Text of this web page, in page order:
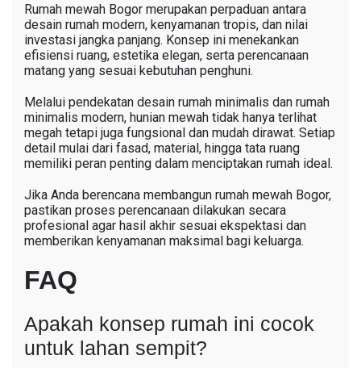
Rumah mewah Bogor merupakan perpaduan antara
desain rumah modern, kenyamanan tropis, dan nilai
investasi jangka panjang. Konsep ini menekankan
efisiensi ruang, estetika elegan, serta perencanaan
matang yang sesuai kebutuhan penghuni.
Melalui pendekatan desain rumah minimalis dan rumah
minimalis modern, hunian mewah tidak hanya terlihat
megah tetapi juga fungsional dan mudah dirawat. Setiap
detail mulai dari fasad, material, hingga tata ruang
memiliki peran penting dalam menciptakan rumah ideal.
Jika Anda berencana membangun rumah mewah Bogor,
pastikan proses perencanaan dilakukan secara
profesional agar hasil akhir sesuai ekspektasi dan
memberikan kenyamanan maksimal bagi keluarga.
FAQ
Apakah konsep rumah ini cocok
untuk lahan sempit?